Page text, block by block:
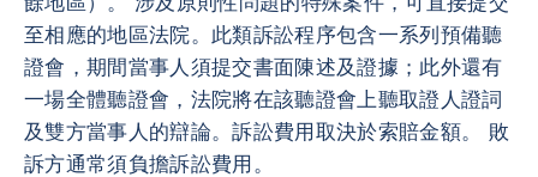
至相應的地區法院。此類訴訟程序包含一系列預備聽
證會，期間當事人須提交書面陳述及證據；此外還有
一場全體聽證會，法院將在該聽證會上聽取證人證詞
及雙方當事人的辯論。訴訟費用取決於索賠金額。 敗
訴方通常須負擔訴訟費用。